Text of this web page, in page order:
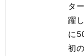
タ
躍
に
初